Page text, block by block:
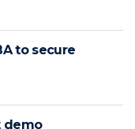
to secure
demo